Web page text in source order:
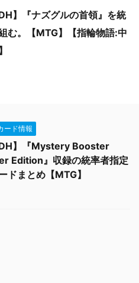
】『ナズグルの首領』を統
む。【MTG】【指輪物語:中
ード情報
】『Mystery Booster
Edition』収録の統率者指定
ドまとめ【MTG】